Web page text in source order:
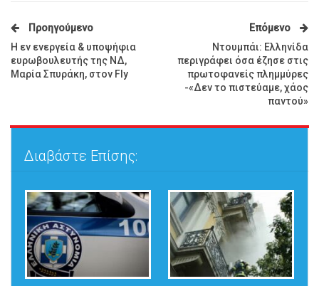
Προηγούμενο
Η εν ενεργεία & υποψήφια
ευρωβουλευτής της ΝΔ,
Μαρία Σπυράκη, στον Fly
Επόμενο
Ντουμπάι: Ελληνίδα
περιγράφει όσα έζησε στις
πρωτοφανείς πλημμύρες
-«Δεν το πιστεύαμε, χάος
παντού»
Διαβάστε Επίσης: